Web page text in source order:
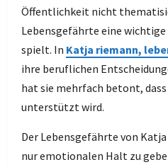
Öffentlichkeit nicht
Lebensgefährte eine
spielt. In Katja riemann,
ihre beruflichen
hat sie mehrfach betont,
unterstützt wird.
Der Lebensgefährte von
nur emotionalen Halt zu